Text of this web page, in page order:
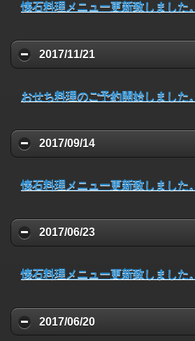
懐石料理メニュー更新致しました。
2017/11/21
おせち料理のご予約開始しました。
2017/09/14
懐石料理メニュー更新致しました。
2017/06/23
懐石料理メニュー更新致しました。
2017/06/20